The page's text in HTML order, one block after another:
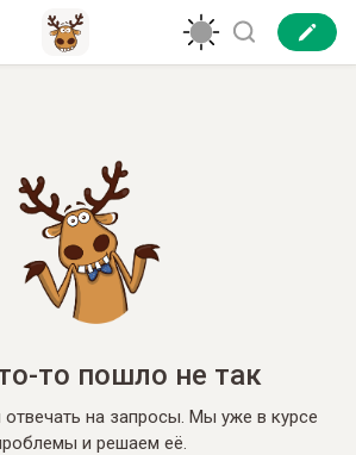
то пошло не так
отвечать на запросы. Мы уже в курсе
и решаем её.